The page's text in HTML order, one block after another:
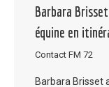
Barbara
équine en
Contact FM 72
Barbara Brisset